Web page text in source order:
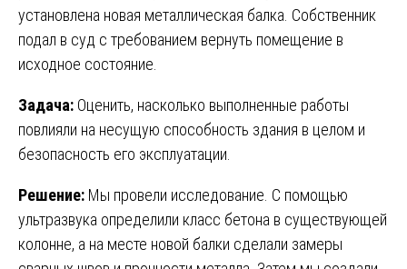
установлена новая металлическая балка. Собственник
подал в суд с требованием вернуть помещение в
исходное состояние.
Задача: Оценить, насколько выполненные работы
повлияли на несущую способность здания в целом и
безопасность его эксплуатации.
Решение: Мы провели исследование. С помощью
ультразвука определили класс бетона в существующей
колонне, а на месте новой балки сделали замеры